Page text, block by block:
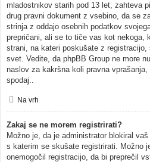
mladostnikov starih pod 13 let, zahteva
drug pravni dokument z vsebino, da se
strinja z oddajo osebnih podatkov
prepričani, ali se to tiče vas kot nekoga,
strani, na kateri poskušate z registracijo,
svet. Vedite, da phpBB Group ne more
naslov za kakršna koli pravna
spodaj..
Na vrh
Zakaj se ne morem registrirati?
Možno je, da je administrator blokiral
s katerim se skušate registrirati. Možno
onemogočil registracijo, da bi preprečil